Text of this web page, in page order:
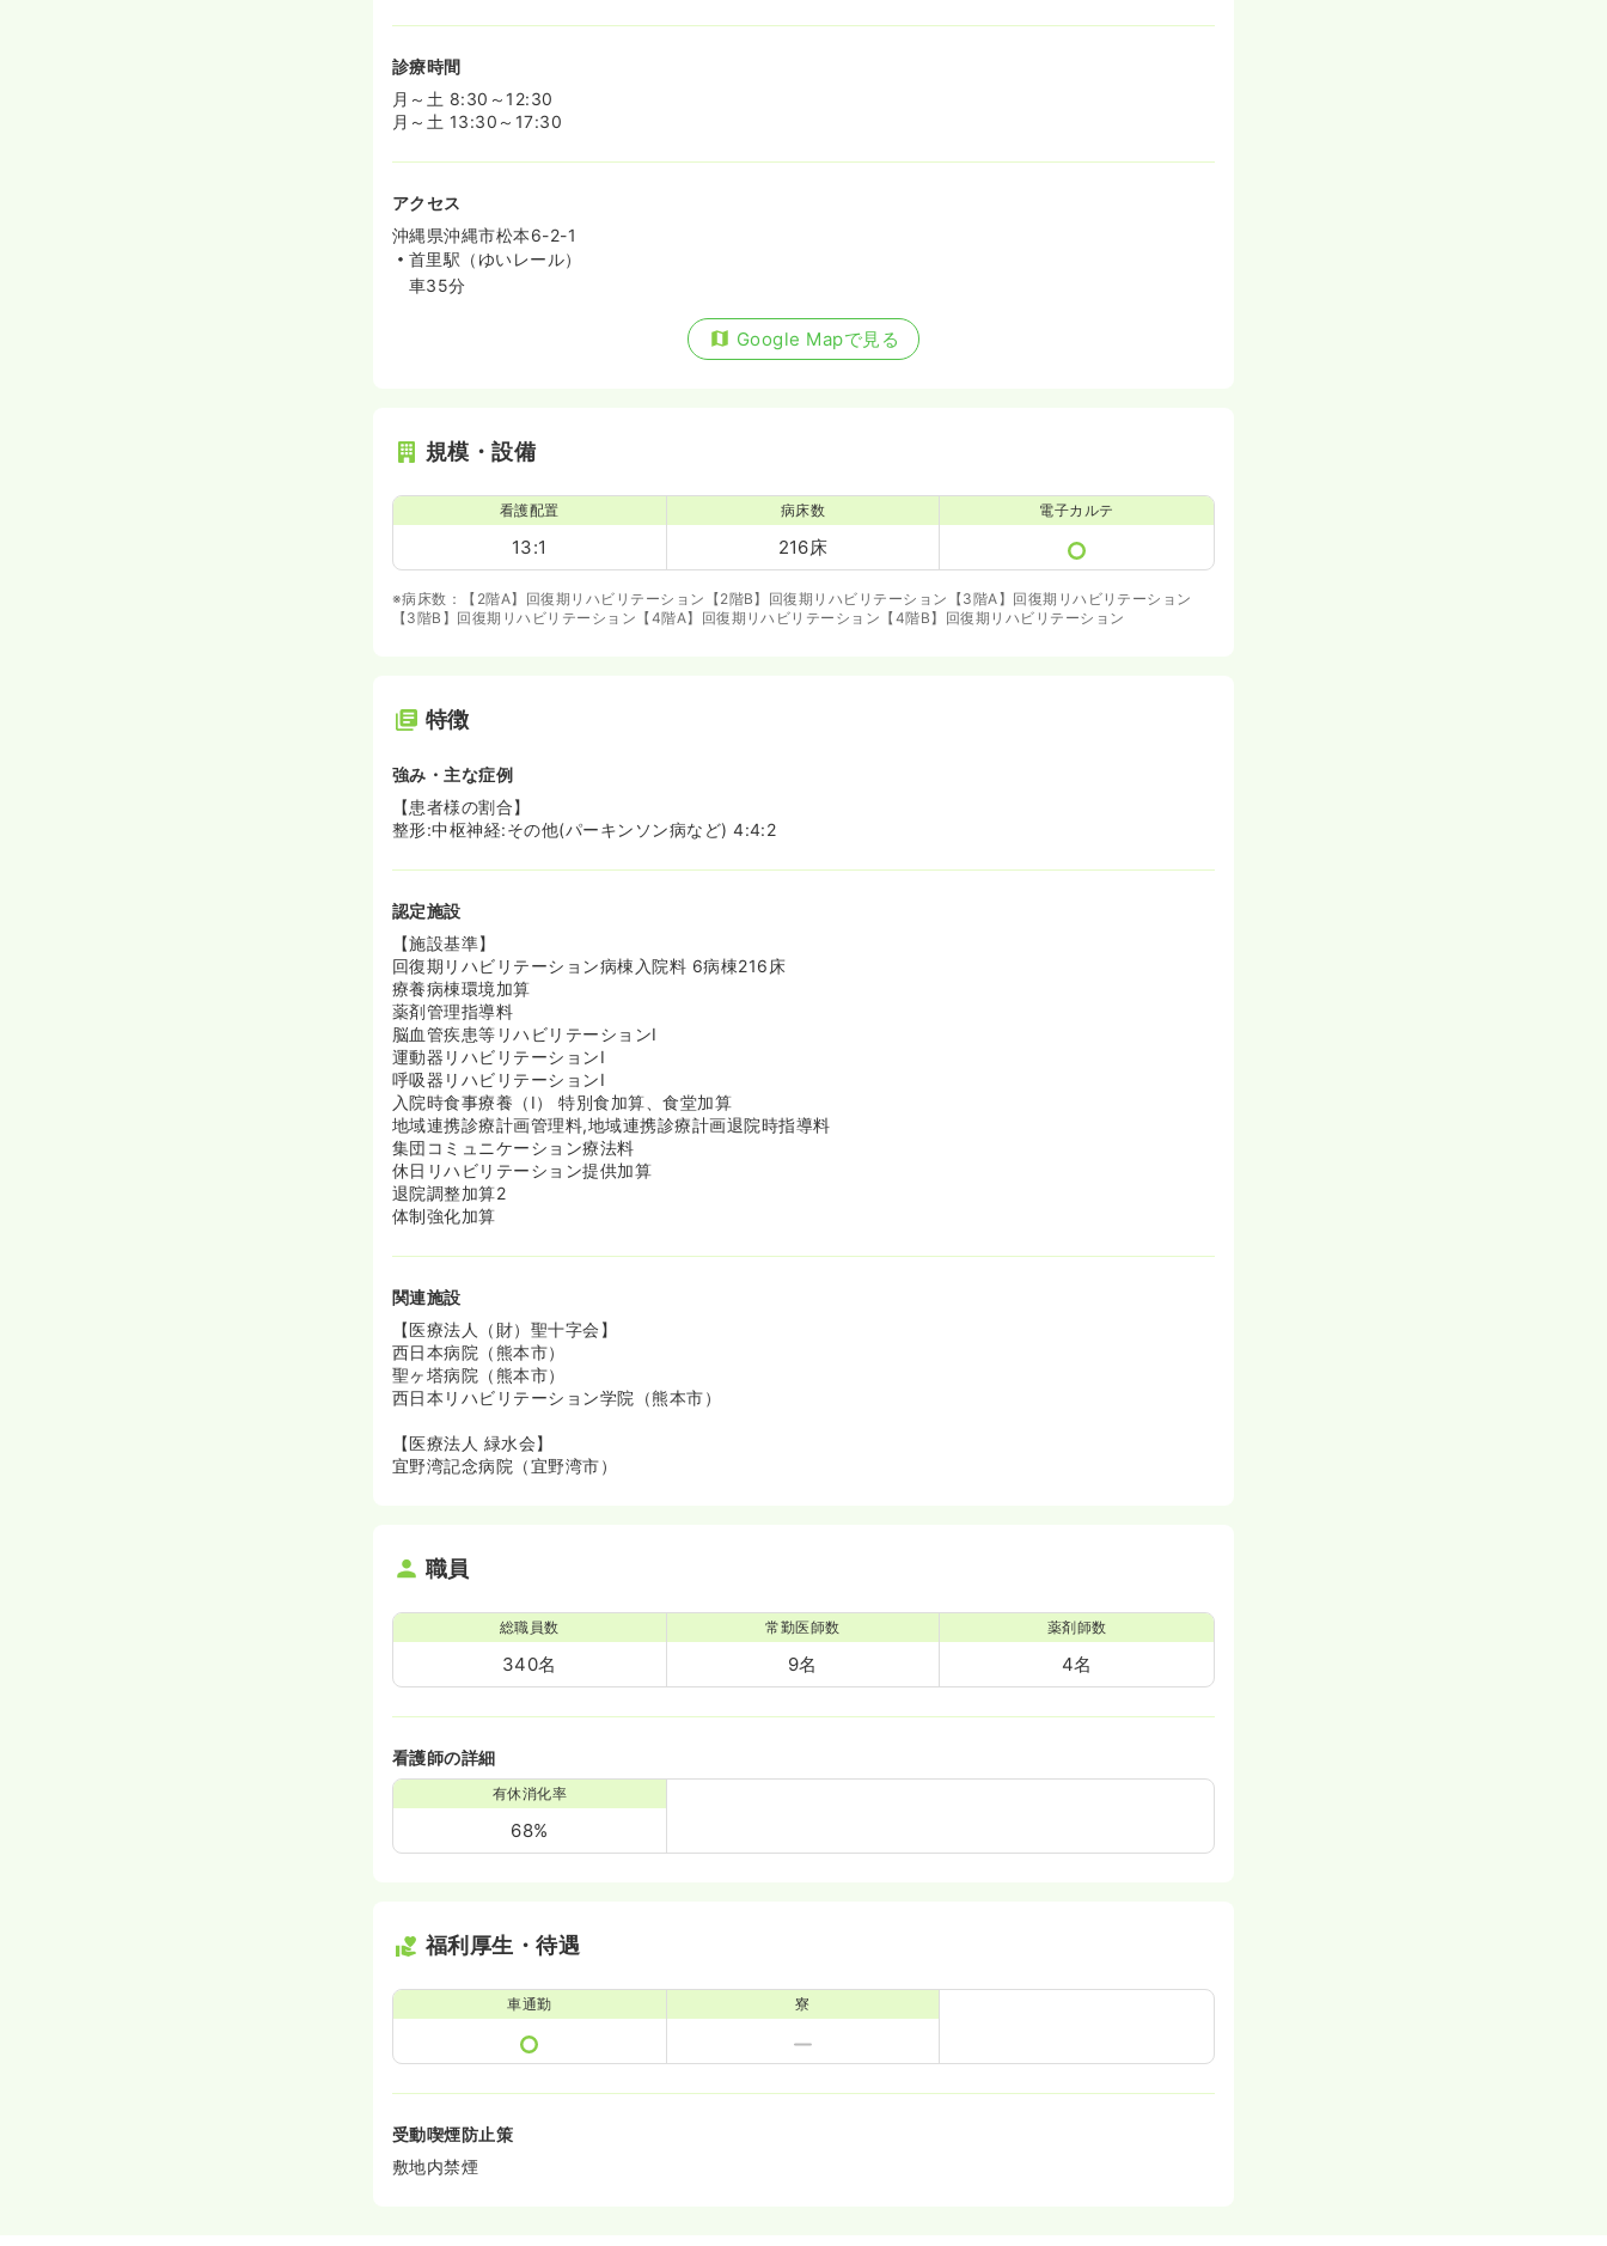
診療時間
月～土 8:30～12:30
月～土 13:30～17:30
アクセス
沖縄県沖縄市松本6-2-1
首里駅（ゆいレール）
車35分
Google Mapで見る
規模・設備
看護配置
13:1
病床数
216床
電子カルテ
※病床数：【2階A】回復期リハビリテーション【2階B】回復期リハビリテーション【3階A】回復期リハビリテーション
【3階B】回復期リハビリテーション【4階A】回復期リハビリテーション【4階B】回復期リハビリテーション
特徴
強み・主な症例
【患者様の割合】
整形:中枢神経:その他(パーキンソン病など) 4:4:2
認定施設
【施設基準】
回復期リハビリテーション病棟入院料 6病棟216床
療養病棟環境加算
薬剤管理指導料
脳血管疾患等リハビリテーションⅠ
運動器リハビリテーションⅠ
呼吸器リハビリテーションⅠ
入院時食事療養（Ⅰ） 特別食加算、食堂加算
地域連携診療計画管理料,地域連携診療計画退院時指導料
集団コミュニケーション療法料
休日リハビリテーション提供加算
退院調整加算2
体制強化加算
関連施設
【医療法人（財）聖十字会】
西日本病院（熊本市）
聖ヶ塔病院（熊本市）
西日本リハビリテーション学院（熊本市）
【医療法人 緑水会】
宜野湾記念病院（宜野湾市）
職員
総職員数
340名
常勤医師数
9名
薬剤師数
4名
看護師の詳細
有休消化率
68%
福利厚生・待遇
車通勤 寮
受動喫煙防止策
敷地内禁煙